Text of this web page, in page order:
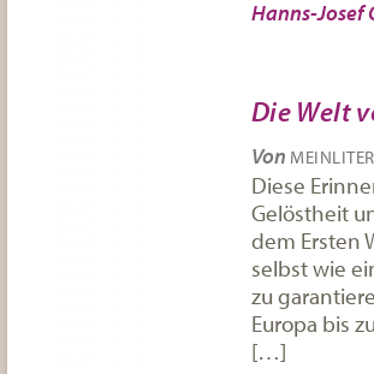
Hanns-Josef
Die Welt
Von
Diese
Gelöstheit
dem Ersten
selbst wie
zu
Europa bis
[…]